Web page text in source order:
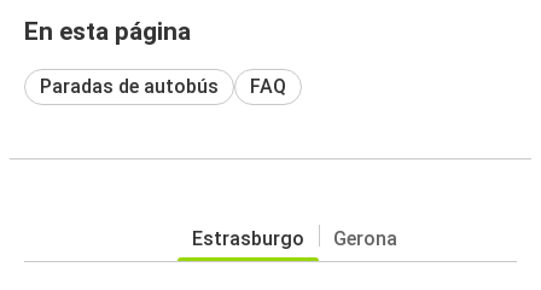
En esta página
Paradas de autobús FAQ
Estrasburgo Gerona